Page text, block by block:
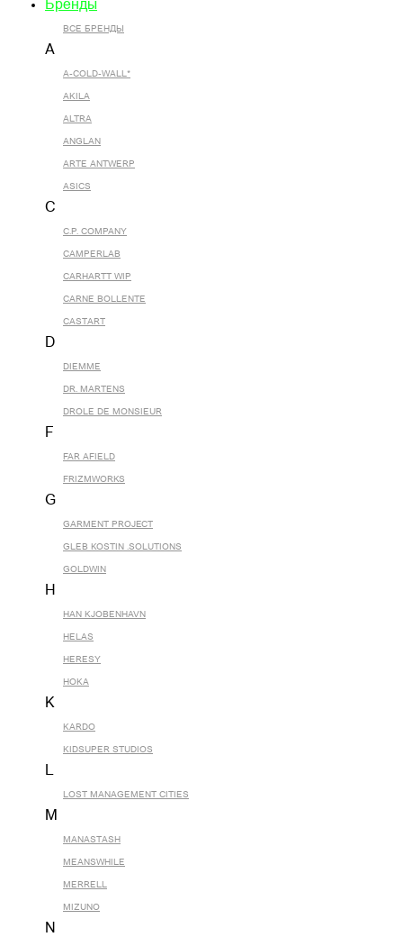
Бренды
ВСЕ БРЕНДЫ
A
A-COLD-WALL*
AKILA
ALTRA
ANGLAN
ARTE ANTWERP
ASICS
C
C.P. COMPANY
CAMPERLAB
CARHARTT WIP
CARNE BOLLENTE
CASTART
D
DIEMME
DR. MARTENS
DROLE DE MONSIEUR
F
FAR AFIELD
FRIZMWORKS
G
GARMENT PROJECT
GLEB KOSTIN .SOLUTIONS
GOLDWIN
H
HAN KJOBENHAVN
HELAS
HERESY
HOKA
K
KARDO
KIDSUPER STUDIOS
L
LOST MANAGEMENT CITIES
M
MANASTASH
MEANSWHILE
MERRELL
MIZUNO
N